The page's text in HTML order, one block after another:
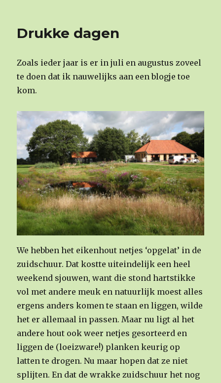
Drukke dagen
Zoals ieder jaar is er in juli en augustus zoveel
te doen dat ik nauwelijks aan een blogje toe
kom.
We hebben het eikenhout netjes ‘opgelat’ in de
zuidschuur. Dat kostte uiteindelijk een heel
weekend sjouwen, want die stond hartstikke
vol met andere meuk en natuurlijk moest alles
ergens anders komen te staan en liggen, wilde
het er allemaal in passen. Maar nu ligt al het
andere hout ook weer netjes gesorteerd en
liggen de (loeizware!) planken keurig op
latten te drogen. Nu maar hopen dat ze niet
splijten. En dat de wrakke zuidschuur het nog